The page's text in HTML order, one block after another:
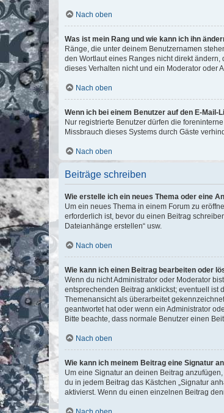
Nach oben
Was ist mein Rang und wie kann ich ihn
Ränge, die unter deinem Benutzernamen
den Wortlaut eines Ranges nicht direkt
dieses Verhalten nicht und ein Moderator oder
Nach oben
Wenn ich bei einem Benutzer auf den E-
Nur registrierte Benutzer dürfen die
Missbrauch dieses Systems durch Gäste
Nach oben
Beiträge schreiben
Wie erstelle ich ein neues Thema oder eine
Um ein neues Thema in einem Forum zu
erforderlich ist, bevor du einen Beitrag
Dateianhänge erstellen“ usw.
Nach oben
Wie kann ich einen Beitrag bearbeiten oder
Wenn du nicht Administrator oder Moderator
entsprechenden Beitrag anklickst; eventuell ist
Themenansicht als überarbeitet
geantwortet hat oder wenn ein Administrator
Bitte beachte, dass normale Benutzer einen
Nach oben
Wie kann ich meinem Beitrag eine Signatur
Um eine Signatur an deinen Beitrag
du in jedem Beitrag das Kästchen „Signatur
aktivierst. Wenn du einen einzelnen Beitrag